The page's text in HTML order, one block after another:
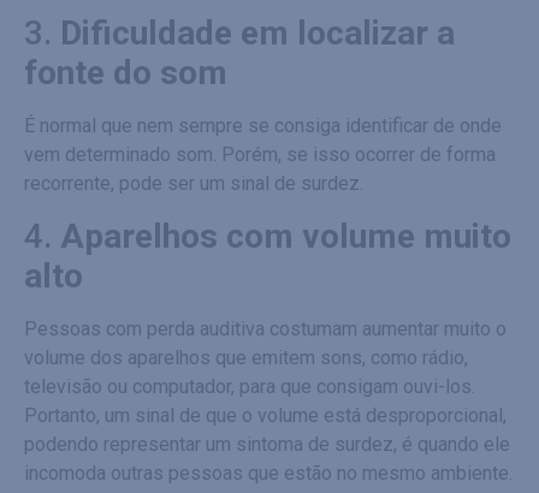
3. Dificuldade em localizar a
fonte do som
É normal que nem sempre se consiga identificar de onde
vem determinado som. Porém, se isso ocorrer de forma
recorrente, pode ser um sinal de surdez.
4. Aparelhos com volume muito
alto
Pessoas com perda auditiva costumam aumentar muito o
volume dos aparelhos que emitem sons, como rádio,
televisão ou computador, para que consigam ouvi-los.
Portanto, um sinal de que o volume está desproporcional,
podendo representar um sintoma de surdez, é quando ele
incomoda outras pessoas que estão no mesmo ambiente.